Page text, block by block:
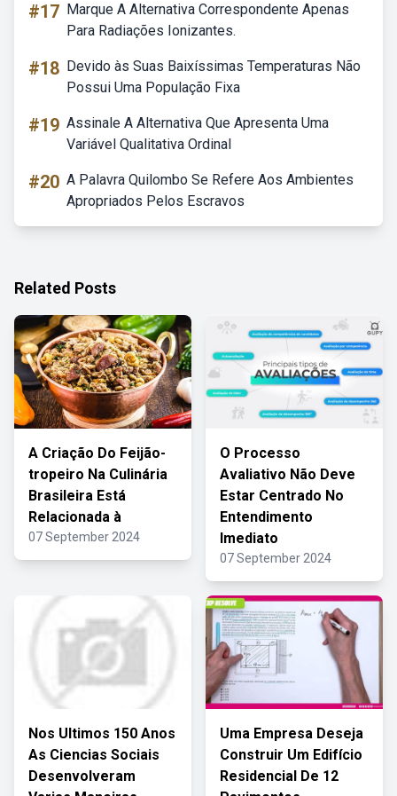
#17 Marque A Alternativa Correspondente Apenas
Para Radiações Ionizantes.
#18 Devido às Suas Baixíssimas Temperaturas Não
Possui Uma População Fixa
#19 Assinale A Alternativa Que Apresenta Uma
Variável Qualitativa Ordinal
#20 A Palavra Quilombo Se Refere Aos Ambientes
Apropriados Pelos Escravos
Related Posts
A Criação Do Feijão-
tropeiro Na Culinária
Brasileira Está
Relacionada à
07 September 2024
O Processo
Avaliativo Não Deve
Estar Centrado No
Entendimento
Imediato
07 September 2024
Nos Ultimos 150 Anos
As Ciencias Sociais
Desenvolveram
Uma Empresa Deseja
Construir Um Edifício
Residencial De 12